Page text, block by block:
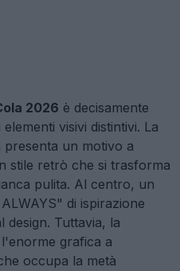
2026 è decisamente
visivi distintivi. La
presenta un motivo a
stile retrò che si trasforma
pulita. Al centro, un
di ispirazione
Tuttavia, la
grafica a
occupa la metà